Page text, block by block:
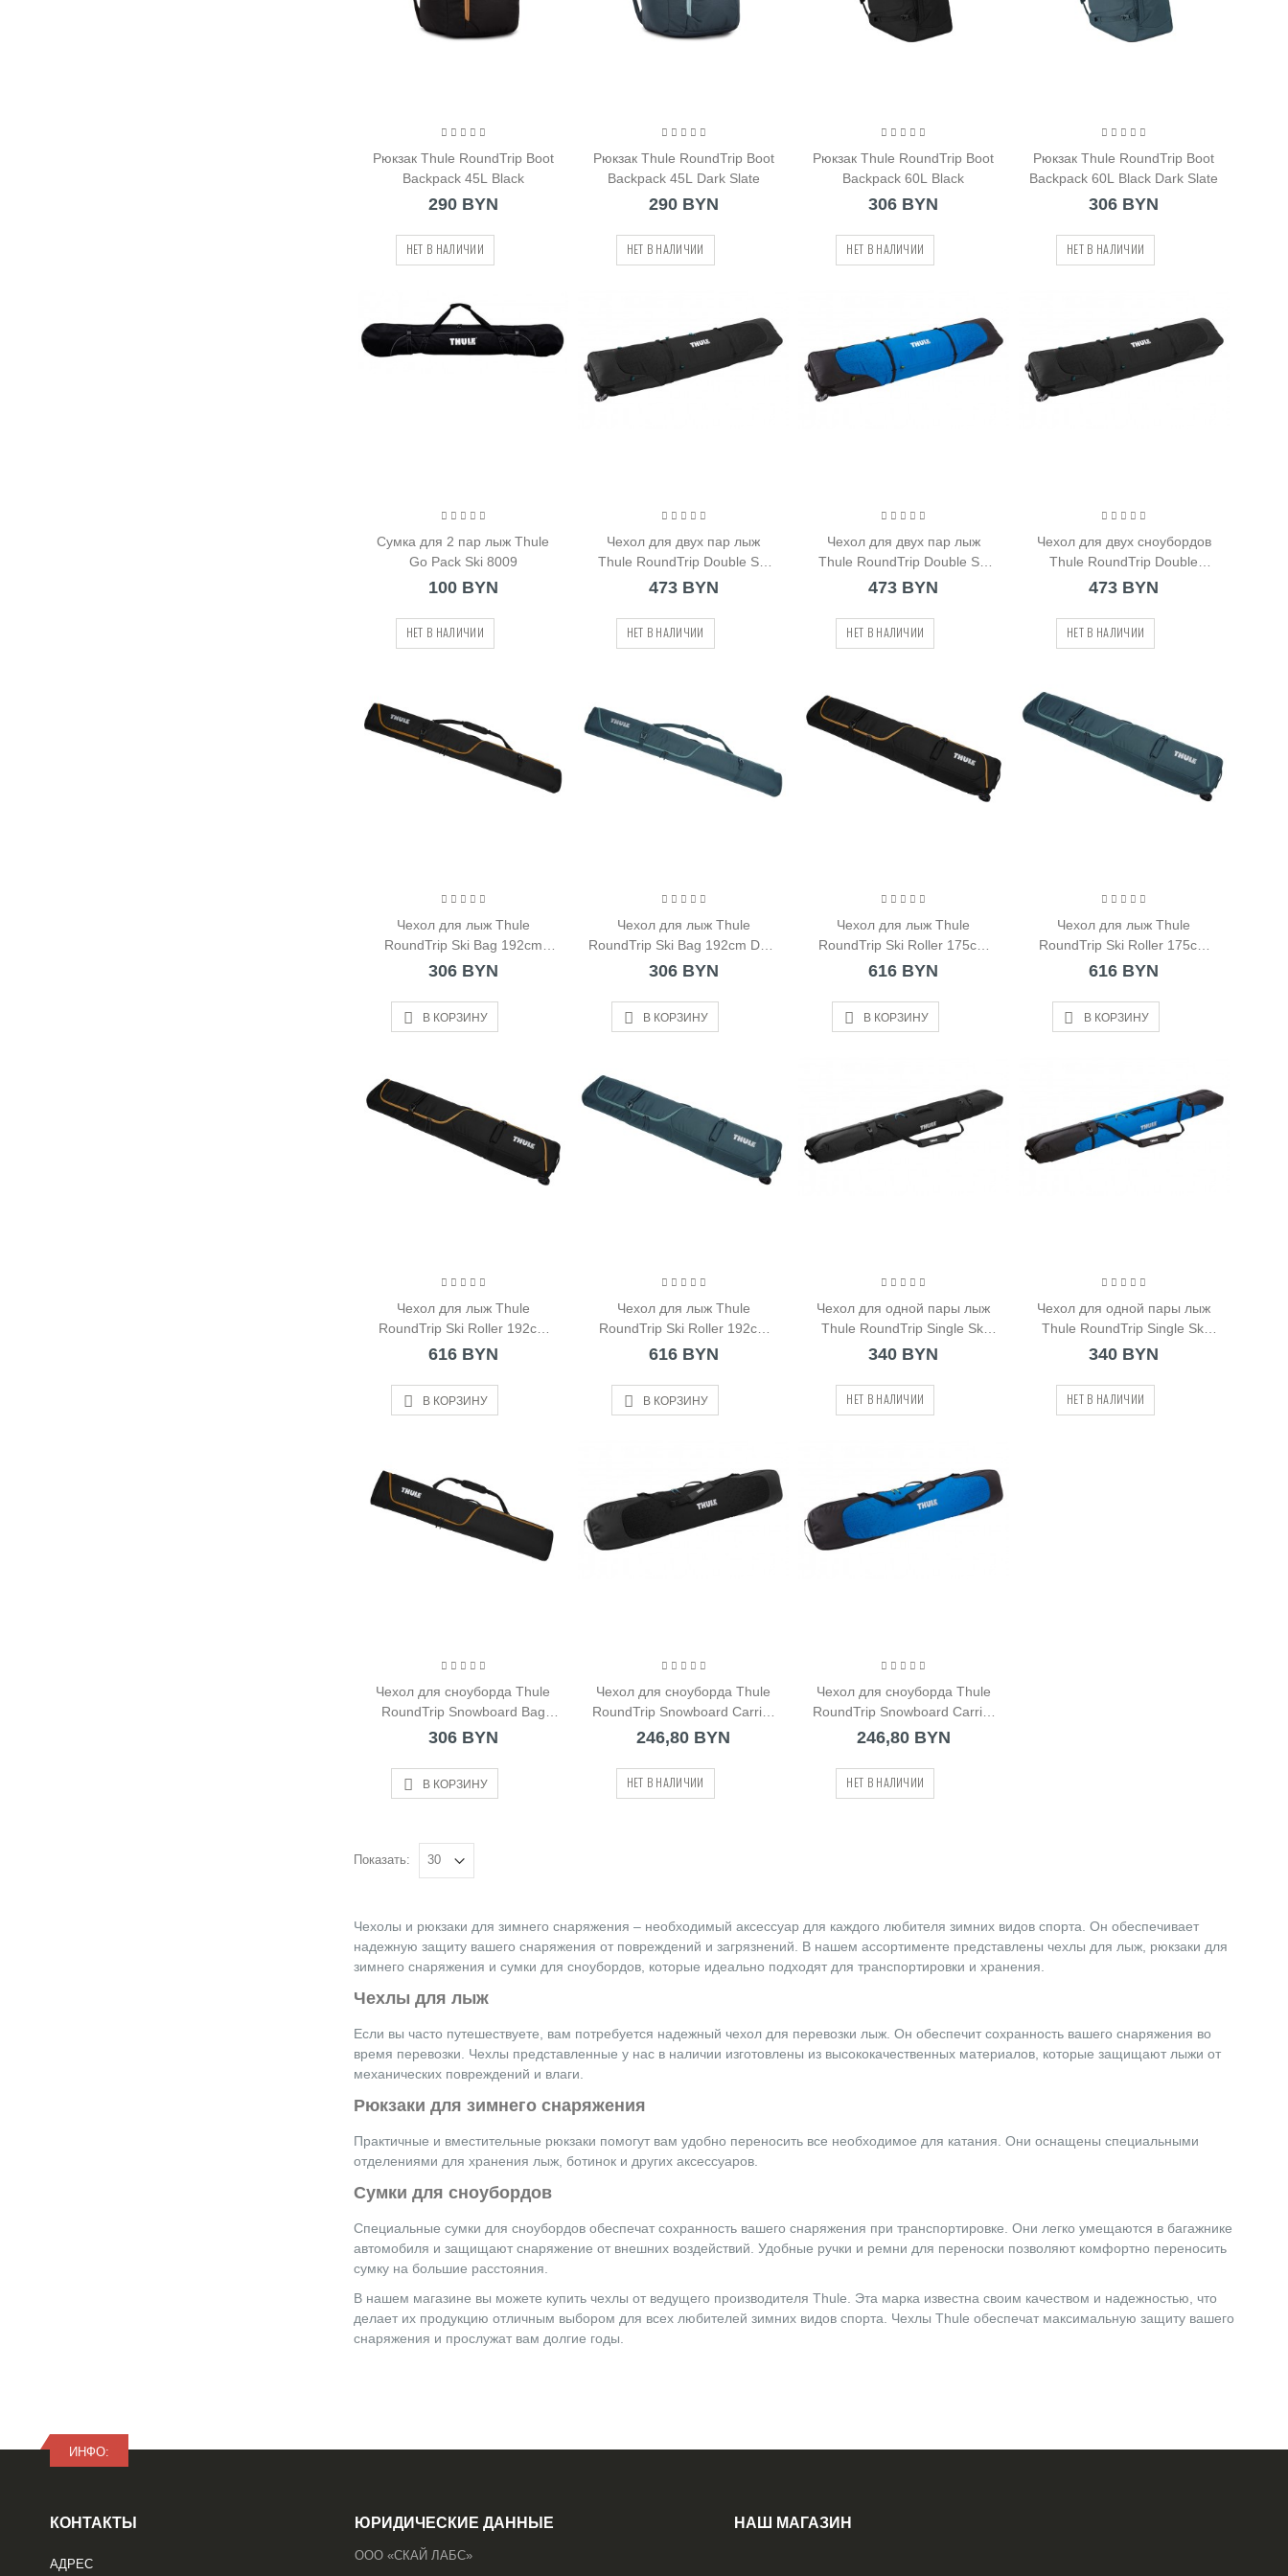
Рюкзак Thule RoundTrip Boot
Backpack 45L Black
290 BYN
НЕТ В НАЛИЧИИ
Рюкзак Thule RoundTrip Boot
Backpack 45L Dark Slate
290 BYN
НЕТ В НАЛИЧИИ
Рюкзак Thule RoundTrip Boot
Backpack 60L Black
306 BYN
НЕТ В НАЛИЧИИ
Рюкзак Thule RoundTrip Boot
Backpack 60L Black Dark Slate
306 BYN
НЕТ В НАЛИЧИИ
Сумка для 2 пар лыж Thule
Go Pack Ski 8009
100 BYN
НЕТ В НАЛИЧИИ
Чехол для двух пар лыж
Thule RoundTrip Double Ski
Roller (205401)
473 BYN
НЕТ В НАЛИЧИИ
Чехол для двух пар лыж
Thule RoundTrip Double Ski
Roller (205402)
473 BYN
НЕТ В НАЛИЧИИ
Чехол для двух сноубордов
Thule RoundTrip Double
Snowboard Roller (205501)
473 BYN
НЕТ В НАЛИЧИИ
Чехол для лыж Thule
RoundTrip Ski Bag 192cm
Black
306 BYN
В КОРЗИНУ
Чехол для лыж Thule
RoundTrip Ski Bag 192cm Dark
Slate
306 BYN
В КОРЗИНУ
Чехол для лыж Thule
RoundTrip Ski Roller 175cm
Black
616 BYN
В КОРЗИНУ
Чехол для лыж Thule
RoundTrip Ski Roller 175cm
Dark Slate
616 BYN
В КОРЗИНУ
Чехол для лыж Thule
RoundTrip Ski Roller 192cm
Black
616 BYN
В КОРЗИНУ
Чехол для лыж Thule
RoundTrip Ski Roller 192cm
Dark Slate
616 BYN
В КОРЗИНУ
Чехол для одной пары лыж
Thule RoundTrip Single Ski
Carrier (205201)
340 BYN
НЕТ В НАЛИЧИИ
Чехол для одной пары лыж
Thule RoundTrip Single Ski
Carrier (205202)
340 BYN
НЕТ В НАЛИЧИИ
Чехол для сноуборда Thule
RoundTrip Snowboard Bag
165cm
306 BYN
В КОРЗИНУ
Чехол для сноуборда Thule
RoundTrip Snowboard Carrier
(205301)
246,80 BYN
НЕТ В НАЛИЧИИ
Чехол для сноуборда Thule
RoundTrip Snowboard Carrier
(205302)
246,80 BYN
НЕТ В НАЛИЧИИ
Показать:
Чехолы и рюкзаки для зимнего снаряжения – необходимый аксессуар для каждого любителя зимних видов спорта. Он обеспечивает
надежную защиту вашего снаряжения от повреждений и загрязнений. В нашем ассортименте представлены чехлы для лыж, рюкзаки для
зимнего снаряжения и сумки для сноубордов, которые идеально подходят для транспортировки и хранения.
Чехлы для лыж
Если вы часто путешествуете, вам потребуется надежный чехол для перевозки лыж. Он обеспечит сохранность вашего снаряжения во
время перевозки. Чехлы представленные у нас в наличии изготовлены из высококачественных материалов, которые защищают лыжи от
механических повреждений и влаги.
Рюкзаки для зимнего снаряжения
Практичные и вместительные рюкзаки помогут вам удобно переносить все необходимое для катания. Они оснащены специальными
отделениями для хранения лыж, ботинок и других аксессуаров.
Сумки для сноубордов
Специальные сумки для сноубордов обеспечат сохранность вашего снаряжения при транспортировке. Они легко умещаются в багажнике
автомобиля и защищают снаряжение от внешних воздействий. Удобные ручки и ремни для переноски позволяют комфортно переносить
сумку на большие расстояния.
В нашем магазине вы можете купить чехлы от ведущего производителя Thule. Эта марка известна своим качеством и надежностью, что
делает их продукцию отличным выбором для всех любителей зимних видов спорта. Чехлы Thule обеспечат максимальную защиту вашего
снаряжения и прослужат вам долгие годы.
ИНФО:
КОНТАКТЫ
АДРЕС
ЮРИДИЧЕСКИЕ ДАННЫЕ
ООО «СКАЙ ЛАБС»
НАШ МАГАЗИН